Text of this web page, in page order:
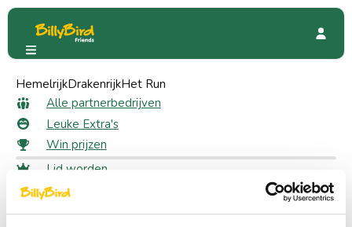
HemelrijkDrakenrijkHet Run
Alle partnerbedrijven
Leuke Extra's
Win prijzen
Lid worden
Inloggen
Taal kiezen
TPsanté Kortingsacties
Gratis gezondheidscheck
3 likes
Claim jouw korting